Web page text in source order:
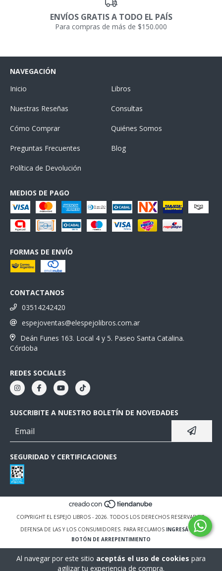
Al navegar por este sitio aceptás el uso de cookies para
agilizar tu experiencia de compra.
ENVÍOS GRATIS A TODO EL PAÍS
Para compras de más de $150.000
NAVEGACIÓN
Inicio
Libros
Nuestras Reseñas Consultas
Cómo Comprar Quiénes Somos
Preguntas Frecuentes Blog
Política de Devolución
MEDIOS DE PAGO
FORMAS DE ENVÍO
CONTACTANOS
03514242420
espejoventas@elespejolibros.com.ar
Deán Funes 163. Local 4 y 5. Paseo Santa Catalina.
Córdoba
REDES SOCIALES
SUSCRIBITE A NUESTRO BOLETÍN DE NOVEDADES
SEGURIDAD Y CERTIFICACIONES
COPYRIGHT EL ESPEJO LIBROS - 2026. TODOS LOS DERECHOS RESERVADOS.
DEFENSA DE LAS Y LOS CONSUMIDORES. PARA RECLAMOS INGRESÁ ACÁ.
BOTÓN DE ARREPENTIMIENTO